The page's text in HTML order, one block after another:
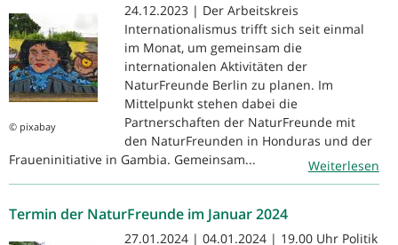
© pixabay
24.12.2023 | Der Arbeitskreis
Internationalismus trifft sich seit einmal
im Monat, um gemeinsam die
internationalen Aktivitäten der
NaturFreunde Berlin zu planen. Im
Mittelpunkt stehen dabei die
Partnerschaften der NaturFreunde mit
den NaturFreunden in Honduras und der
Fraueninitiative in Gambia. Gemeinsam...
Weiterlesen
Termin der NaturFreunde im Januar 2024
27.01.2024 | 04.01.2024 | 19.00 Uhr Politik